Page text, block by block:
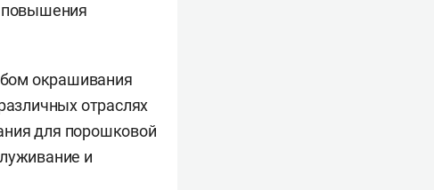
повышения
окрашивания
отраслях
для порошковой
и